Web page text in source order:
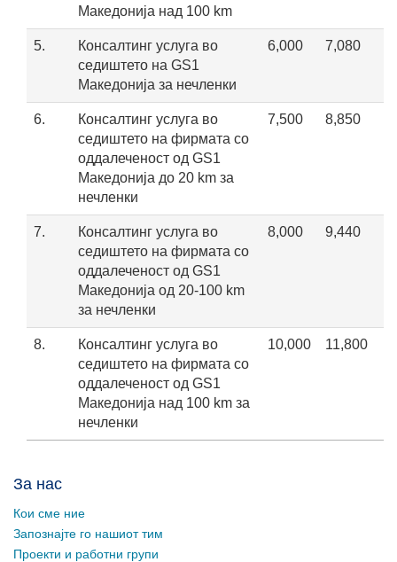
Maкедонија над 100 km
5.
Консалтинг услуга во
седиштето на GS1
Maкедонија за нечленки
6,000 7,080
6.
Консалтинг услуга во
седиштето на фирмата со
оддалеченост од GS1
Maкедонија до 20 km за
нечленки
7,500 8,850
7.
Консалтинг услуга во
седиштето на фирмата со
оддалеченост од GS1
Македонија од 20-100 km
за нечленки
8,000 9,440
8.
Консалтинг услуга во
седиштето на фирмата со
оддалеченост од GS1
Maкедонија над 100 km за
нечленки
10,000 11,800
За нас
Кои сме ние
Запознајте го нашиот тим
Проекти и работни групи